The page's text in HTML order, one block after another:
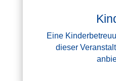
Eine
dieser